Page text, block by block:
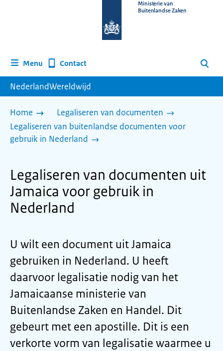
homepage
Ministerie van
Buitenlandse Zaken
Menu Contact Zoeken
NederlandWereldwijd
Home
Legaliseren van documenten
Legaliseren van buitenlandse documenten voor
gebruik in Nederland
Legaliseren van documenten uit
Jamaica voor gebruik in
Nederland
U wilt een document uit Jamaica
gebruiken in Nederland. U heeft
daarvoor legalisatie nodig van het
Jamaicaanse ministerie van
Buitenlandse Zaken en Handel. Dit
gebeurt met een apostille. Dit is een
verkorte vorm van legalisatie waarmee u